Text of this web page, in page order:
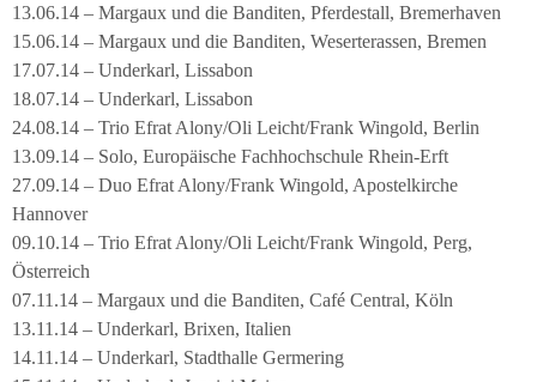
13.06.14 – Margaux und die Banditen, Pferdestall, Bremerhaven
15.06.14 – Margaux und die Banditen, Weserterassen, Bremen
17.07.14 – Underkarl, Lissabon
18.07.14 – Underkarl, Lissabon
24.08.14 – Trio Efrat Alony/Oli Leicht/Frank Wingold, Berlin
13.09.14 – Solo, Europäische Fachhochschule Rhein-Erft
27.09.14 – Duo Efrat Alony/Frank Wingold, Apostelkirche
Hannover
09.10.14 – Trio Efrat Alony/Oli Leicht/Frank Wingold, Perg,
Österreich
07.11.14 – Margaux und die Banditen, Café Central, Köln
13.11.14 – Underkarl, Brixen, Italien
14.11.14 – Underkarl, Stadthalle Germering